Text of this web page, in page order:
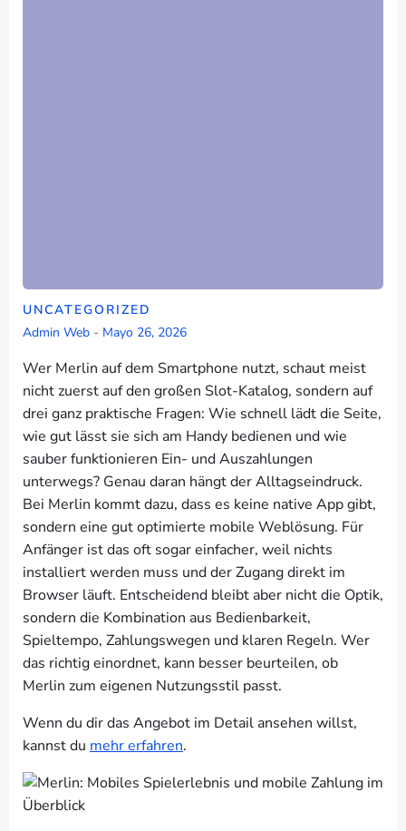
UNCATEGORIZED
Admin Web - Mayo 26, 2026
Wer Merlin auf dem Smartphone nutzt, schaut meist
nicht zuerst auf den großen Slot-Katalog, sondern auf
drei ganz praktische Fragen: Wie schnell lädt die Seite,
wie gut lässt sie sich am Handy bedienen und wie
sauber funktionieren Ein- und Auszahlungen
unterwegs? Genau daran hängt der Alltagseindruck.
Bei Merlin kommt dazu, dass es keine native App gibt,
sondern eine gut optimierte mobile Weblösung. Für
Anfänger ist das oft sogar einfacher, weil nichts
installiert werden muss und der Zugang direkt im
Browser läuft. Entscheidend bleibt aber nicht die Optik,
sondern die Kombination aus Bedienbarkeit,
Spieltempo, Zahlungswegen und klaren Regeln. Wer
das richtig einordnet, kann besser beurteilen, ob
Merlin zum eigenen Nutzungsstil passt.
Wenn du dir das Angebot im Detail ansehen willst,
kannst du mehr erfahren.